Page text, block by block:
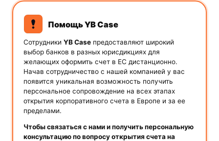
Помощь YB Case
Сотрудники YB Caseпредоставляют широкий
выбор банков в разных юрисдикциях для
желающих оформить счет в ЕС дистанционно.
Начав сотрудничество с нашей компанией у вас
появится уникальная возможность получить
персональное сопровождение на всех этапах
открытия корпоративного счета в Европе и за ее
пределами.
Чтобы связаться с нами и получить персональную
консультацию по вопросу открытия счета на